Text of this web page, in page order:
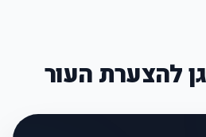
להצערת העור